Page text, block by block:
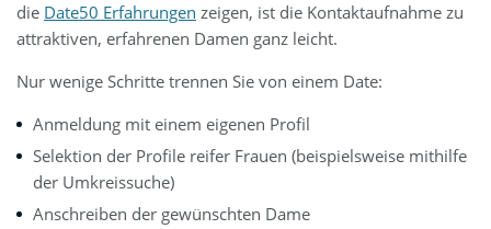
die Date50 Erfahrungen zeigen, ist die Kontaktaufnahme zu
attraktiven, erfahrenen Damen ganz leicht.
Nur wenige Schritte trennen Sie von einem Date:
Anmeldung mit einem eigenen Profil
Selektion der Profile reifer Frauen (beispielsweise mithilfe
der Umkreissuche)
Anschreiben der gewünschten Dame